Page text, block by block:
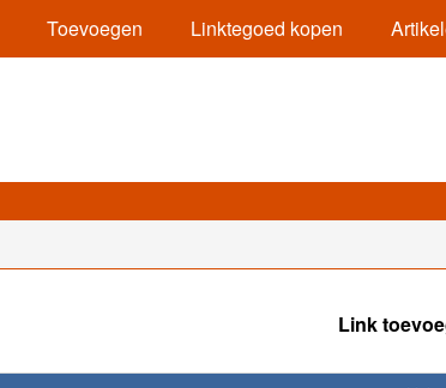
Toevoegen Linktegoed kopen
Link